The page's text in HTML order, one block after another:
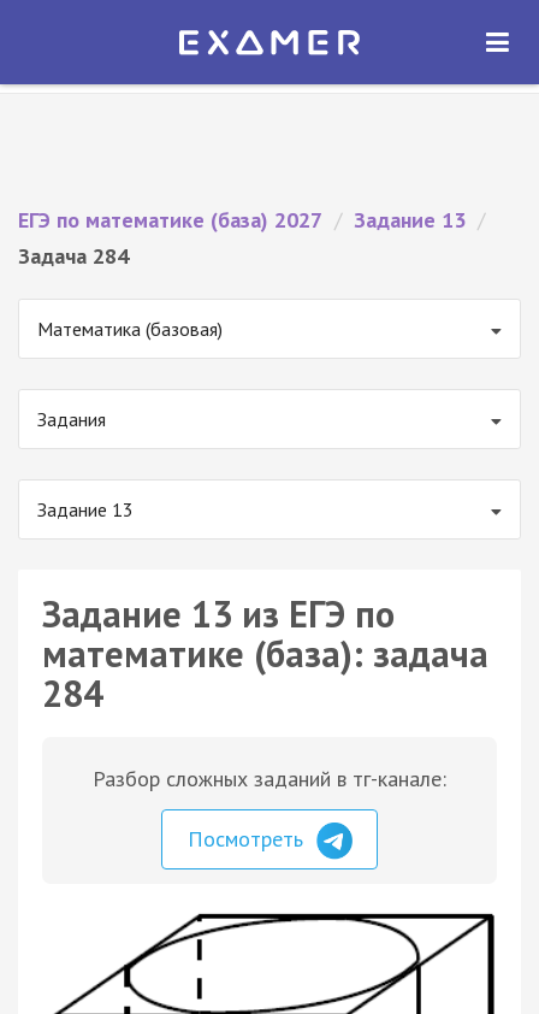
Экзамер — ЕГЭ 2027
ОТКРЫТЬ
ЕГЭ по математике (база) 2027 / Задание 13 /
Задача 284
Математика (базовая)
Задания
Задание 13
Задание 13 из ЕГЭ по
математике (база): задача
284
Разбор сложных заданий в тг-канале:
Посмотреть